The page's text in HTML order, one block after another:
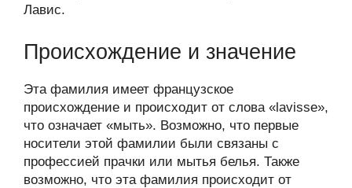
Лавис.
Происхождение и значение
Эта фамилия имеет французское
происхождение и происходит от слова «lavisse»,
что означает «мыть». Возможно, что первые
носители этой фамилии были связаны с
профессией прачки или мытья белья. Также
возможно, что эта фамилия происходит от